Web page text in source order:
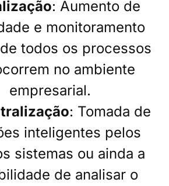
: Aumento de
e monitoramento
todos os processos
no ambiente
empresarial.
: Tomada de
inteligentes pelos
sistemas ou ainda a
de analisar o